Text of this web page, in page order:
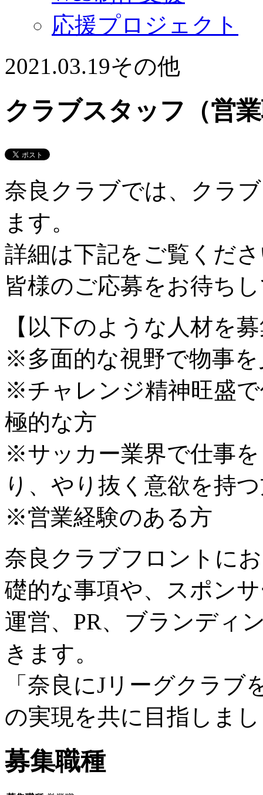
応援プロジェクト
2021.03.19その他
クラブスタッフ（営
奈良クラブでは、クラ
ます。
詳細は下記をご覧くだ
皆様のご応募をお待ち
【以下のような人材を
※多面的な視野で物事
※チャレンジ精神旺盛
極的な方
※サッカー業界で仕事
り、やり抜く意欲を持
※営業経験のある方
奈良クラブフロントに
礎的な事項や、スポン
運営、PR、ブランディ
きます。
「奈良にJリーグクラ
の実現を共に目指しま
募集職種